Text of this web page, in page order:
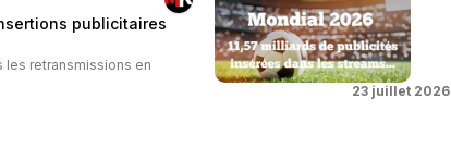
publicitaires
les retransmissions en
23 juillet 2026